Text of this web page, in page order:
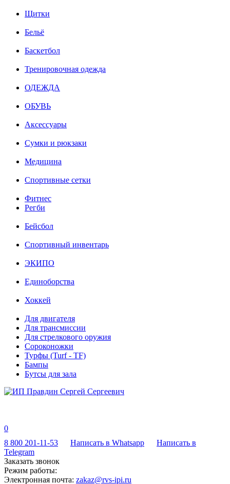
Щитки
Бельё
Баскетбол
Тренировочная одежда
ОДЕЖДА
ОБУВЬ
Аксессуары
Сумки и рюкзаки
Медицина
Спортивные сетки
Фитнес
Регби
Бейсбол
Спортивный инвентарь
ЭКИПО
Единоборства
Хоккей
Для двигателя
Для трансмиссии
Для стрелкового оружия
Сороконожки
Турфы (Turf - TF)
Бампы
Бутсы для зала
0
8 800 201-11-53
Написать в Whatsapp
Написать в
Telegram
Заказать звонок
Режим работы:
Электронная почта: zakaz@rvs-ipi.ru